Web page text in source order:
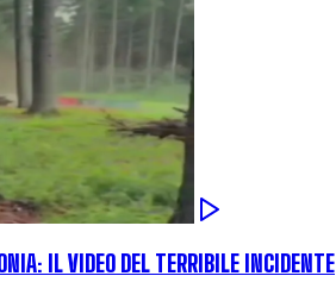
IL VIDEO DEL TERRIBILE INCIDENTE